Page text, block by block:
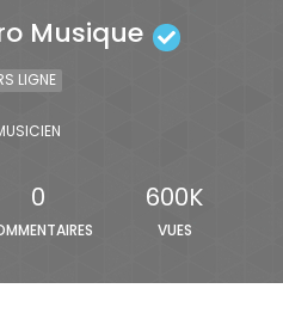
Musique
LIGNE
0 600K
VUES